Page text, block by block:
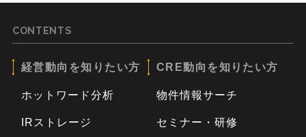
CONTENTS
経営動向を知りたい方
ホットワード分析
IRストレージ
CRE動向を知りたい方
物件情報サーチ
セミナー・研修